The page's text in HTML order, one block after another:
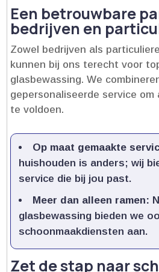
Een betrouwbare
bedrijven en
Zowel bedrijven als
kunnen bij ons terecht voor
glasbewassing.​ We
gepersonaliseerde service
te voldoen.​
Op maat gemaakte
huishouden is anders; wij
service die bij jou past.​
Meer dan alleen ramen:
glasbewassing bieden we
schoonmaakdiensten aan.​
Zet de stap naar